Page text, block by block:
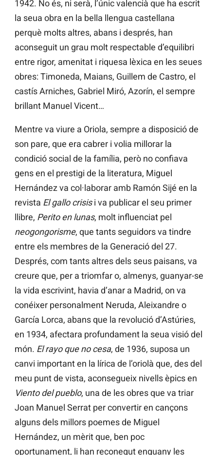
1942. No és, ni serà, l’únic valencià que ha escrit
la seua obra en la bella llengua castellana
perquè molts altres, abans i després, han
aconseguit un grau molt respectable d’equilibri
entre rigor, amenitat i riquesa lèxica en les seues
obres: Timoneda, Maians, Guillem de Castro, el
castís Arniches, Gabriel Miró, Azorín, el sempre
brillant Manuel Vicent…
Mentre va viure a Oriola, sempre a disposició de
son pare, que era cabrer i volia millorar la
condició social de la família, però no confiava
gens en el prestigi de la literatura, Miguel
Hernández va col·laborar amb Ramón Sijé en la
revista El gallo crisisi va publicar el seu primer
llibre, Perito en lunas, molt influenciat pel
neogongorisme, que tants seguidors va tindre
entre els membres de la Generació del 27.
Després, com tants altres dels seus paisans, va
creure que, per a triomfar o, almenys, guanyar-se
la vida escrivint, havia d’anar a Madrid, on va
conéixer personalment Neruda, Aleixandre o
García Lorca, abans que la revolució d’Astúries,
en 1934, afectara profundament la seua visió del
món. El rayo que no cesa, de 1936, suposa un
canvi important en la lírica de l’oriolà que, des del
meu punt de vista, aconsegueix nivells èpics en
Viento del pueblo, una de les obres que va triar
Joan Manuel Serrat per convertir en cançons
alguns dels millors poemes de Miguel
Hernández, un mèrit que, ben poc
oportunament, li han reconegut enguany les